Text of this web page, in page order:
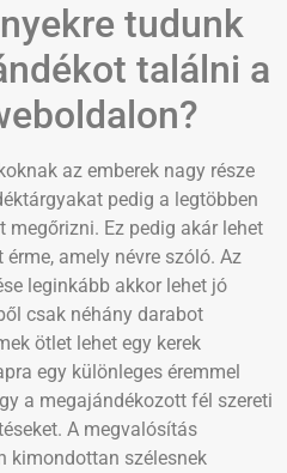
tudunk
találni a
az emberek nagy része
pedig a legtöbben
megőrizni. Ez pedig akár lehet
amely névre szóló. Az
leginkább akkor lehet jó
csak néhány darabot
ötlet lehet egy kerek
egy különleges éremmel
a megajándékozott fél szereti
A megvalósítás
kimondottan szélesnek